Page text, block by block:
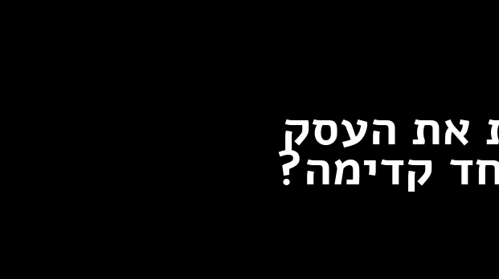
את העסק
קדימה?